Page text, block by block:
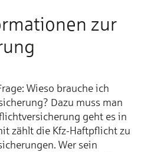
zur
Wieso brauche ich
Dazu muss man
geht es in
zählt die Kfz-Haftpflicht zu
Wer sein